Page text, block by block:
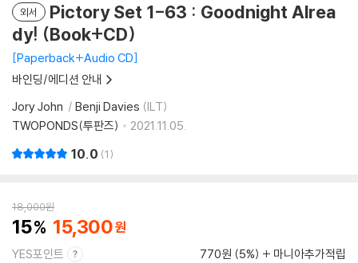
외서
Pictory Set 1-63 : Goodnight Alrea
dy! (Book+CD)
Paperback+Audio CD
바인딩/에디션 안내
Jory John
Benji Davies (ILT)
TWOPONDS(투판즈)
2021.11.05.
10.0 1
18,000원
15 15,300
YES포인트 770원 (5%) 마니아추가적립